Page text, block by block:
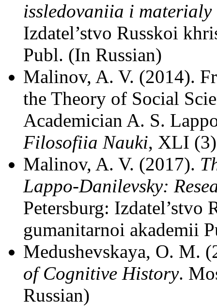
issledovaniia i materialy
Izdatel’stvo Russkoi
Publ. (In Russian)
Malinov, A. V. (2014).
the Theory of Social
Academician A. S.
Filosofiia Nauki, XLI
Malinov, A. V. (2017).
Lappo-Danilevsky:
Petersburg: Izdatel’stvo
gumanitarnoi akademii
Medushevskaya, O. M.
of Cognitive History.
Russian)